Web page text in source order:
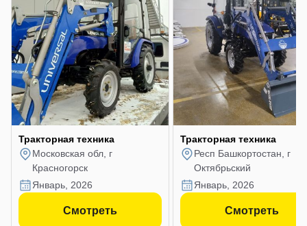
Тракторная техника
Московская обл, г
Красногорск
январь, 2026
Смотреть
Тракторная техника
Респ Башкортостан, г
Октябрьский
январь, 2026
Смотреть